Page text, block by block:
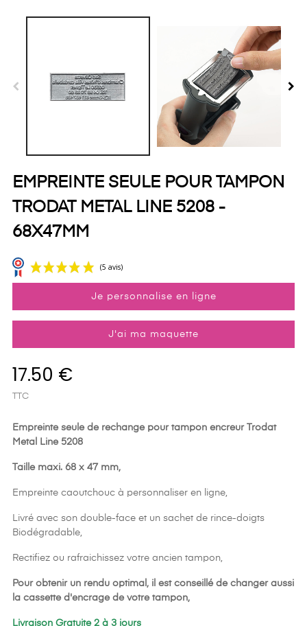
EMPREINTE SEULE POUR TAMPON
TRODAT METAL LINE 5208 -
68X47MM
Je personnalise en ligne
J'ai ma maquette
17.50 €
TTC
Empreinte seule de rechange pour tampon encreur Trodat
Metal Line 5208
Taille maxi. 68 x 47 mm,
Empreinte caoutchouc à personnaliser en ligne,
Livré avec son double-face et un sachet de rince-doigts
Biodégradable,
Rectifiez ou rafraichissez votre ancien tampon,
Pour obtenir un rendu optimal, il est conseillé de changer aussi
la cassette d'encrage de votre tampon,
Livraison Gratuite 2 à 3 jours